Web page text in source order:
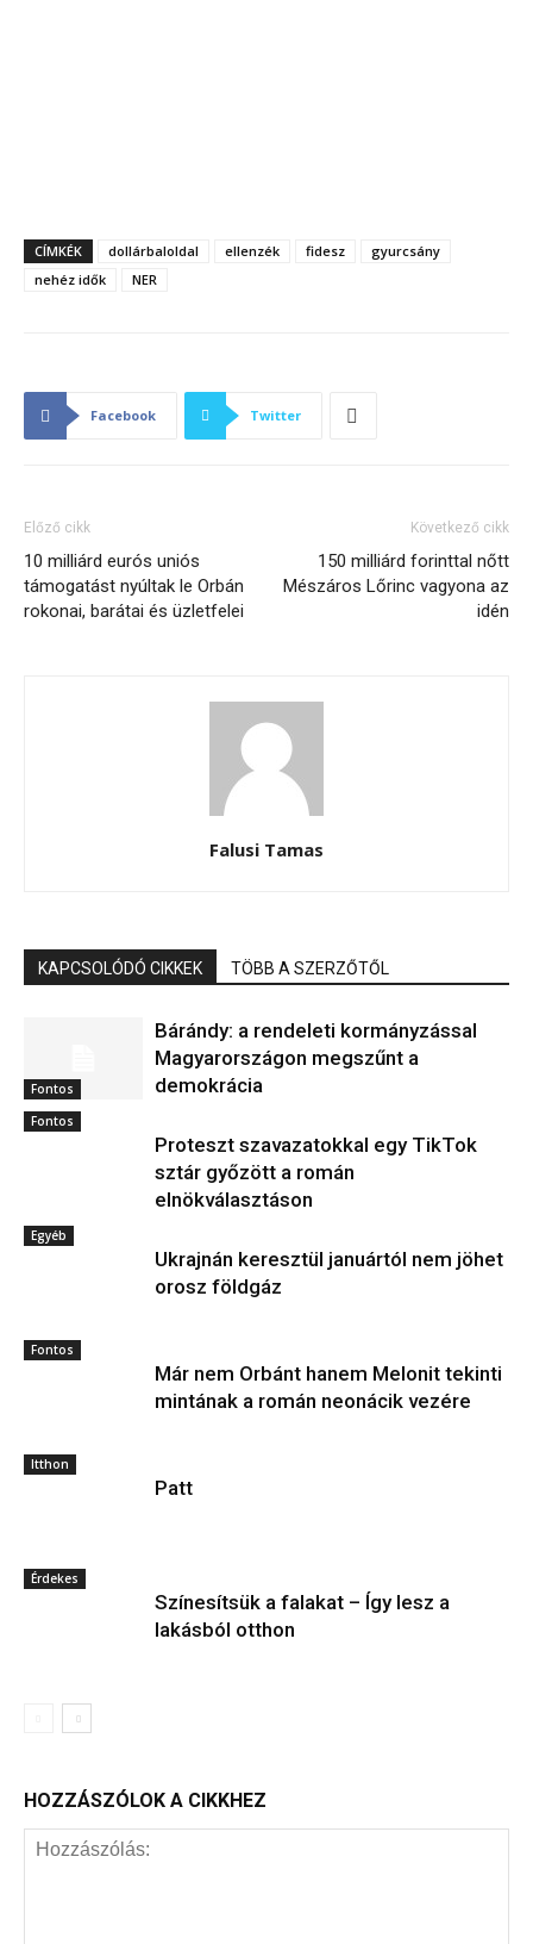
CÍMKÉK dollárbaloldal ellenzék fidesz
gyurcsány
nehéz idők
NER
Facebook Twitter
Előző cikk
10 milliárd eurós uniós
támogatást nyúltak le Orbán
rokonai, barátai és üzletfelei
Következő cikk
150 milliárd forinttal nőtt
Mészáros Lőrinc vagyona az
idén
Falusi Tamas
KAPCSOLÓDÓ CIKKEK TÖBB A SZERZŐTŐL
Fontos
Bárándy: a rendeleti kormányzással
Magyarországon megszűnt a
demokrácia
Fontos
Proteszt szavazatokkal egy TikTok
sztár győzött a román
elnökválasztáson
Egyéb
Ukrajnán keresztül januártól nem jöhet
orosz földgáz
Fontos
Már nem Orbánt hanem Melonit tekinti
mintának a román neonácik vezére
Itthon
Patt
Érdekes
Színesítsük a falakat – Így lesz a
lakásból otthon
HOZZÁSZÓLOK A CIKKHEZ